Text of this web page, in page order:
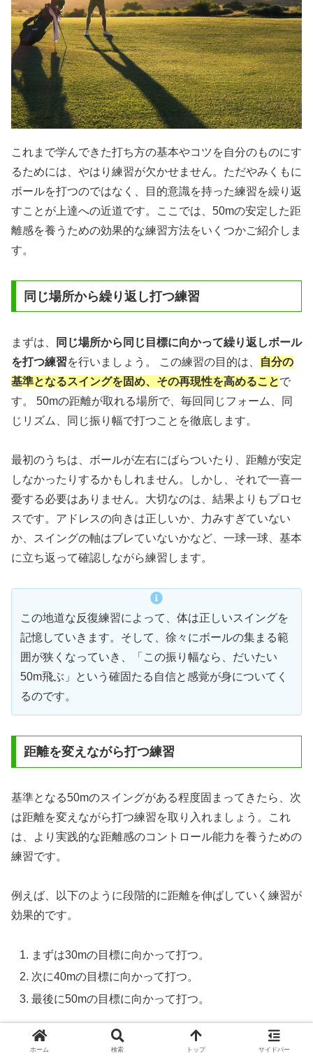
これまで学んできた打ち方の基本やコツを自分のものにす
るためには、やはり練習が欠かせません。ただやみくもに
ボールを打つのではなく、目的意識を持った練習を繰り返
すことが上達への近道です。ここでは、50mの安定した距
離感を養うための効果的な練習方法をいくつかご紹介しま
す。
同じ場所から繰り返し打つ練習
まずは、
同じ場所から同じ目標に向かって繰り返しボール
を打つ練習を行いましょう。 この練習の目的は、
自分の
基準となるスイングを固め、その再現性を高めることで
す。 50mの距離が取れる場所で、毎回同じフォーム、同
じリズム、同じ振り幅で打つことを徹底します。
最初のうちは、ボールが左右にばらついたり、距離が安定
しなかったりするかもしれません。しかし、それで一喜一
憂する必要はありません。大切なのは、結果よりもプロセ
スです。アドレスの向きは正しいか、力みすぎていない
か、スイングの軸はブレていないかなど、一球一球、基本
に立ち返って確認しながら練習します。
この地道な反復練習によって、体は正しいスイングを
記憶していきます。そして、徐々にボールの集まる範
囲が狭くなっていき、「この振り幅なら、だいたい
50m飛ぶ」という確固たる自信と感覚が身についてく
るのです。
距離を変えながら打つ練習
基準となる50mのスイングがある程度固まってきたら、次
は距離を変えながら打つ練習を取り入れましょう。これ
は、より実践的な距離感のコントロール能力を養うための
練習です。
例えば、以下のように段階的に距離を伸ばしていく練習が
効果的です。
まずは30mの目標に向かって打つ。
次に40mの目標に向かって打つ。
最後に50mの目標に向かって打つ。
この練習では、それぞれの距離に対して、
どのくらいの振
ホーム 検索 トップ サイドバー